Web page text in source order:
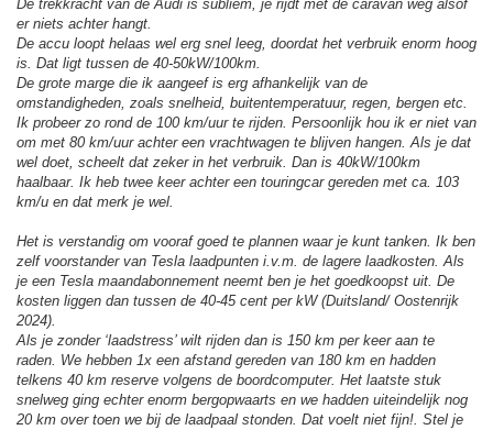
De trekkracht van de Audi is subliem, je rijdt met de caravan weg alsof
er niets achter hangt.
De accu loopt helaas wel erg snel leeg, doordat het verbruik enorm hoog
is. Dat ligt tussen de 40-50kW/100km.
De grote marge die ik aangeef is erg afhankelijk van de
omstandigheden, zoals snelheid, buitentemperatuur, regen, bergen etc.
Ik probeer zo rond de 100 km/uur te rijden. Persoonlijk hou ik er niet van
om met 80 km/uur achter een vrachtwagen te blijven hangen. Als je dat
wel doet, scheelt dat zeker in het verbruik. Dan is 40kW/100km
haalbaar. Ik heb twee keer achter een touringcar gereden met ca. 103
km/u en dat merk je wel.
Het is verstandig om vooraf goed te plannen waar je kunt tanken. Ik ben
zelf voorstander van Tesla laadpunten i.v.m. de lagere laadkosten. Als
je een Tesla maandabonnement neemt ben je het goedkoopst uit. De
kosten liggen dan tussen de 40-45 cent per kW (Duitsland/ Oostenrijk
2024).
Als je zonder ‘laadstress’ wilt rijden dan is 150 km per keer aan te
raden. We hebben 1x een afstand gereden van 180 km en hadden
telkens 40 km reserve volgens de boordcomputer. Het laatste stuk
snelweg ging echter enorm bergopwaarts en we hadden uiteindelijk nog
20 km over toen we bij de laadpaal stonden. Dat voelt niet fijn!. Stel je